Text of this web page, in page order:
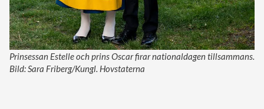
Prinsessan Estelle och prins Oscar firar nationaldagen tillsammans.
Bild: Sara Friberg/Kungl. Hovstaterna